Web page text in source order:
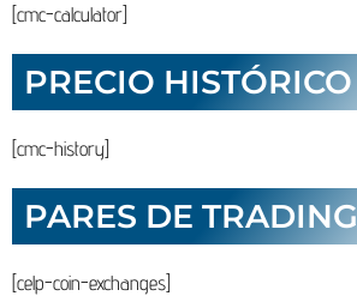
[cmc-calculator]
PRECIO HISTÓRICO
[cmc-history]
PARES DE TRADING
[celp-coin-exchanges]